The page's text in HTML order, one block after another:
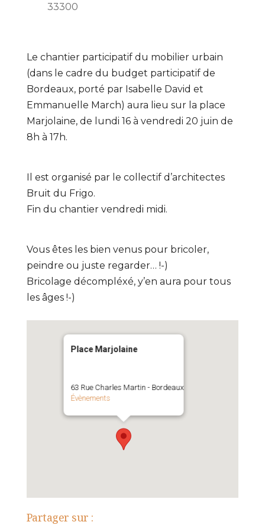
33300
Le chantier participatif du mobilier urbain
(dans le cadre du budget participatif de
Bordeaux, porté par Isabelle David et
Emmanuelle March) aura lieu sur la place
Marjolaine, de lundi 16 à vendredi 20 juin de
8h à 17h.
Il est organisé par le collectif d’architectes
Bruit du Frigo.
Fin du chantier vendredi midi.
Vous êtes les bien venus pour bricoler,
peindre ou juste regarder… !-)
Bricolage décompléxé, y’en aura pour tous
les âges !-)
Place Marjolaine
63 Rue Charles Martin - Bordeaux
Évènements
Partager sur :